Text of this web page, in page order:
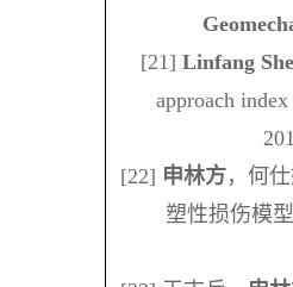
[21]Linfang
approach
20
[22] 申林方，何
塑性损伤模